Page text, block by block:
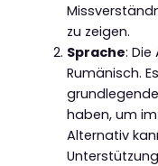
zu zeigen.
Sprache:
Rumänisch.
haben, um
Alternativ